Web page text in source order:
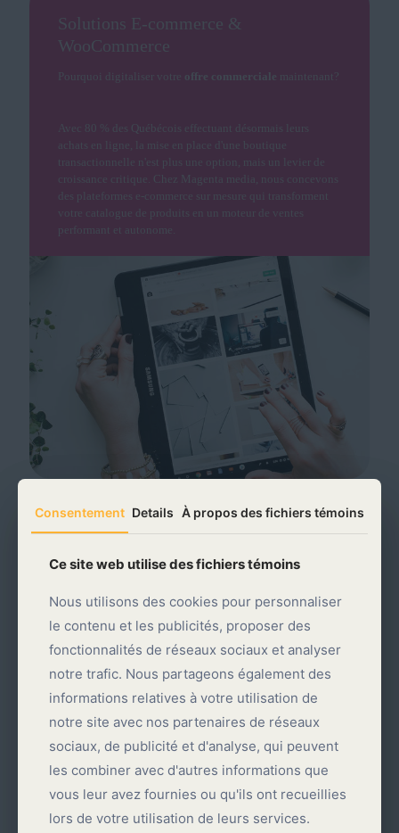
Solutions E-commerce &
WooCommerce
Pourquoi digitaliser votre offre commerciale maintenant?
Avec 80 % des Québécois effectuant désormais leurs
achats en ligne, la mise en place d'une boutique
transactionnelle n'est plus une option, mais un levier de
croissance critique. Chez Magenta media, nous concevons
des plateformes e-commerce sur mesure qui transforment
votre catalogue de produits en un moteur de ventes
performant et autonome.
Une gestion simplifiée et une infrastructure
robuste
Nos solutions s'appuient sur l'écosystèmeWordPress &
, offrant une agilité totale pour les
entrepreneurs :
Contrôle Opérationnel :
ajout illimité de produits et suivi des commandes en
temps réel via une interface centralisée.
Transactions Sécurisées :Intégration native des
passerelles de paiement leaders du marché
Consentement Details À propos des fichiers témoins
Ce site web utilise des fichiers témoins
Nous utilisons des cookies pour personnaliser
le contenu et les publicités, proposer des
fonctionnalités de réseaux sociaux et analyser
notre trafic. Nous partageons également des
informations relatives à votre utilisation de
notre site avec nos partenaires de réseaux
sociaux, de publicité et d'analyse, qui peuvent
les combiner avec d'autres informations que
vous leur avez fournies ou qu'ils ont recueillies
lors de votre utilisation de leurs services.
Consentement Details À propos des fichiers témoins
Ce site web utilise des fichiers témoins
Nous utilisons des cookies pour personnaliser
le contenu et les publicités, proposer des
fonctionnalités de réseaux sociaux et analyser
notre trafic. Nous partageons également des
informations relatives à votre utilisation de
notre site avec nos partenaires de réseaux
sociaux, de publicité et d'analyse, qui peuvent
les combiner avec d'autres informations que
vous leur avez fournies ou qu'ils ont recueillies
lors de votre utilisation de leurs services.